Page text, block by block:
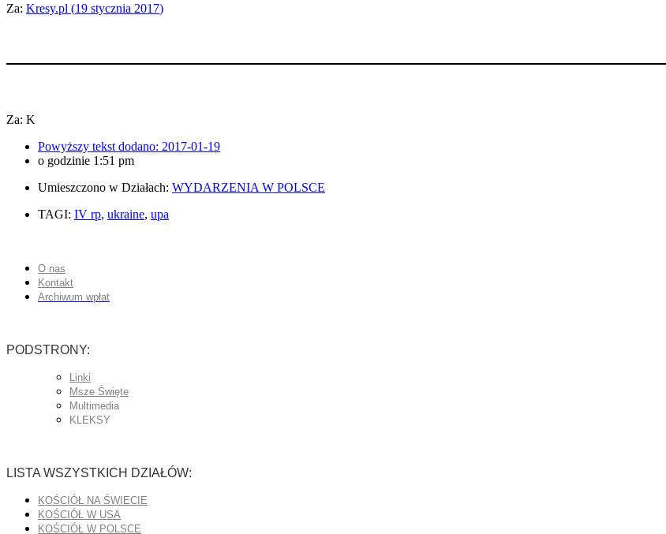
Za: Kresy.pl (19 stycznia 2017)
Za: K
Powyższy tekst dodano: 2017-01-19
o godzinie 1:51 pm
Umieszczono w Działach: WYDARZENIA W POLSCE
TAGI: IV rp, ukraine, upa
O nas
Kontakt
Archiwum wpłat
PODSTRONY:
Linki
Msze Święte
Multimedia
KLEKSY
LISTA WSZYSTKICH DZIAŁÓW:
KOŚCIÓŁ NA ŚWIECIE
KOŚCIÓŁ W USA
KOŚCIÓŁ W POLSCE